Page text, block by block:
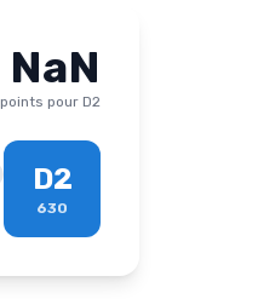
NaN
points pour D2
D2
630